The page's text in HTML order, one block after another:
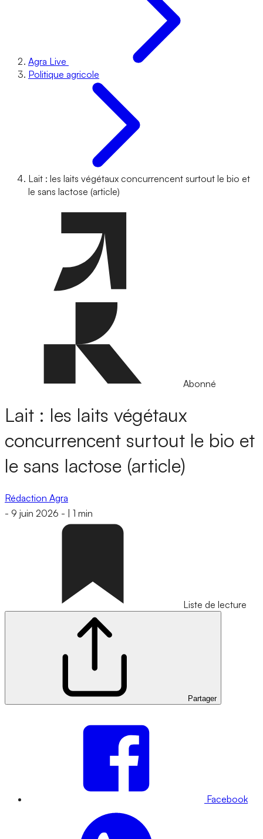
Agra Live
Politique agricole
Lait : les laits végétaux concurrencent surtout le bio et
le sans lactose (article)
Abonné
Lait : les laits végétaux
concurrencent surtout le bio et
le sans lactose (article)
Rédaction Agra
- 9 juin 2026 - 1 min
Liste de lecture
Partager
Facebook